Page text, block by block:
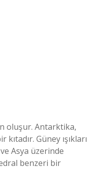
oluşur. Antarktika,
Güney ışıkları
Asya üzerinde
benzeri bir